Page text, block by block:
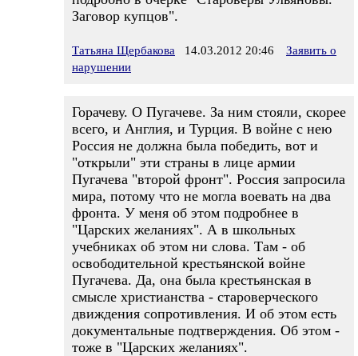
Заговор купцов".
Татьяна Щербакова 14.03.2012 20:46
Заявить о
нарушении
Горачеву. О Пугачеве. За ним стояли, скорее
всего, и Англия, и Турция. В войне с нею
Россия не должна была победить, вот и
"открыли" эти страны в лице армии
Пугачева "второй фронт". Россия запросила
мира, потому что не могла воевать на два
фронта. У меня об этом подробнее в
"Царских желаниях". А в школьных
учебниках об этом ни слова. Там - об
освободительной крестьянской войне
Пугачева. Да, она была крестьянская в
смысле христианства - староверческого
движдения сопротивления. И об этом есть
документальные подтверждения. Об этом -
тоже в "Царских желаниях".